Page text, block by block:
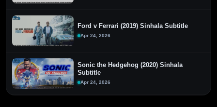
Ford v Ferrari (2019) Sinhala Subtitle
Apr 24, 2026
Sonic the Hedgehog (2020) Sinhala
Subtitle
Apr 24, 2026